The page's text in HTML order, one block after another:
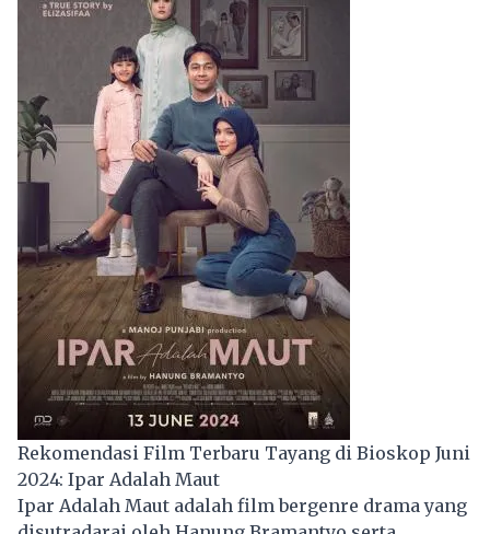
Rekomendasi Film Terbaru Tayang di Bioskop Juni
2024: Ipar Adalah Maut
Ipar Adalah Maut adalah film bergenre drama yang